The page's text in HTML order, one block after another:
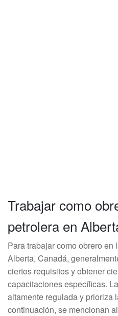
Trabajar como
petrolera en
Para trabajar como obrero en
Alberta, Canadá,
ciertos requisitos y obtener
capacitaciones específicas.
altamente regulada y prioriza
continuación, se mencionan